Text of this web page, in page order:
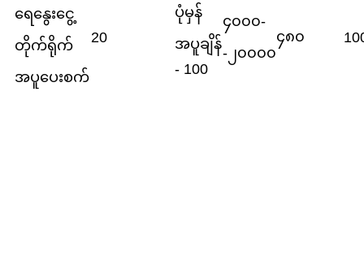
ပုံမှန်
အပူချိန်
- 100
၄၀၀၀-
-၂၀၀၀၀
ရေနွေးငွေ့
တိုက်ရိုက်
အပူပေးစက်
20 ၄၈၀